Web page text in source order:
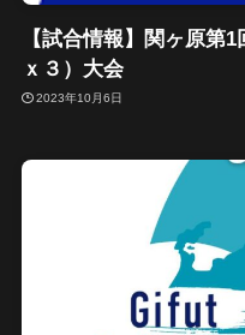
【試合情報】関ヶ原第
ｘ３）大会
2023年10月6日